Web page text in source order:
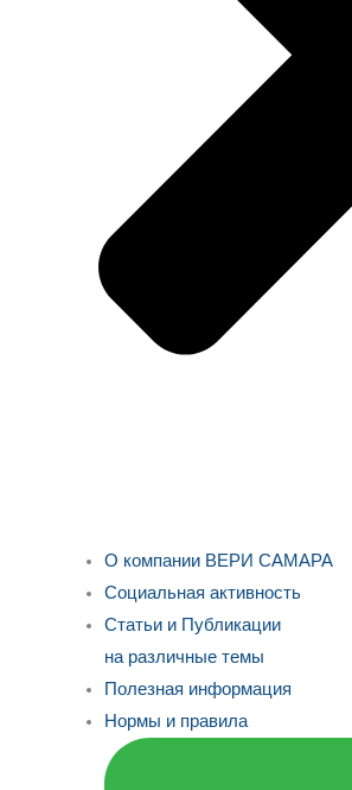
О компании ВЕРИ САМАРА
Социальная активность
Статьи и Публикации
на различные темы
Полезная информация
Нормы и правила